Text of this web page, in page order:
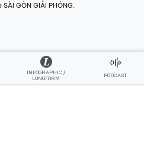
GÒN GIẢI PHÓNG.
INFOGRAPHIC /
LONGFORM
PODCAST